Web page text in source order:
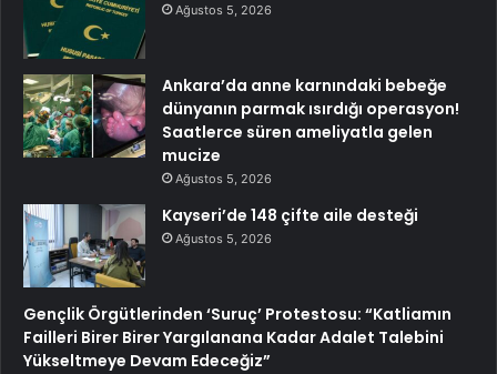
Ağustos 5, 2026
Ankara’da anne karnındaki bebeğe
dünyanın parmak ısırdığı operasyon!
Saatlerce süren ameliyatla gelen
mucize
Ağustos 5, 2026
Kayseri’de 148 çifte aile desteği
Ağustos 5, 2026
Gençlik Örgütlerinden ‘Suruç’ Protestosu: “Katliamın
Failleri Birer Birer Yargılanana Kadar Adalet Talebini
Yükseltmeye Devam Edeceğiz”